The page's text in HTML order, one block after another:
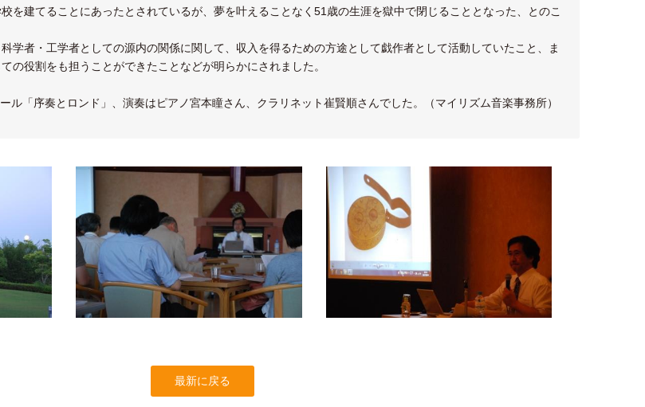
を建てることにあったとされているが、夢を叶えることなく51歳の生涯を獄中で閉じることとなった、とのこ
学者・工学者としての源内の関係に関して、収入を得るための方途として戯作者として活動していたこと、ま
の役割をも担うことができたことなどが明らかにされました。
ル「序奏とロンド」、演奏はピアノ宮本瞳さん、クラリネット崔賢順さんでした。（マイリズム音楽事務所）
最新に戻る